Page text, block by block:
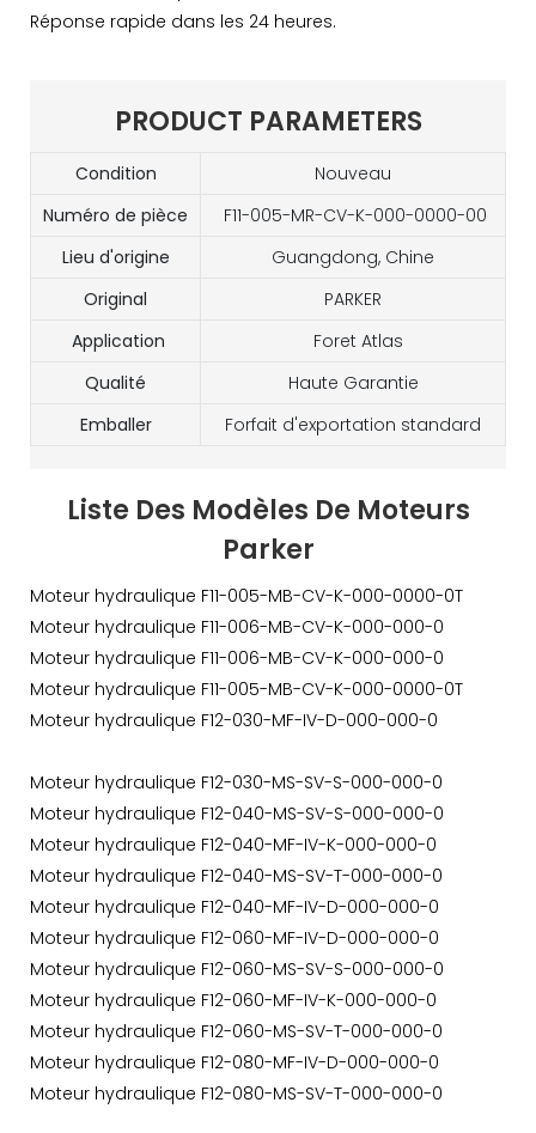
Réponse rapide dans les 24 heures.
PRODUCT PARAMETERS
Condition
Nouveau
Numéro de pièce
F11-005-MR-CV-K-000-0000-00
Lieu d'origine
Guangdong, Chine
Original
PARKER
Application
Foret Atlas
Qualité
Haute Garantie
Emballer
Forfait d'exportation standard
Liste Des Modèles De Moteurs
Parker
Moteur hydraulique F11-005-MB-CV-K-000-0000-0T
Moteur hydraulique F11-006-MB-CV-K-000-000-0
Moteur hydraulique F11-006-MB-CV-K-000-000-0
Moteur hydraulique F11-005-MB-CV-K-000-0000-0T
Moteur hydraulique F12-030-MF-IV-D-000-000-0
Moteur hydraulique F12-030-MS-SV-S-000-000-0
Moteur hydraulique F12-040-MS-SV-S-000-000-0
Moteur hydraulique F12-040-MF-IV-K-000-000-0
Moteur hydraulique F12-040-MS-SV-T-000-000-0
Moteur hydraulique F12-040-MF-IV-D-000-000-0
Moteur hydraulique F12-060-MF-IV-D-000-000-0
Moteur hydraulique F12-060-MS-SV-S-000-000-0
Moteur hydraulique F12-060-MF-IV-K-000-000-0
Moteur hydraulique F12-060-MS-SV-T-000-000-0
Moteur hydraulique F12-080-MF-IV-D-000-000-0
Moteur hydraulique F12-080-MS-SV-T-000-000-0